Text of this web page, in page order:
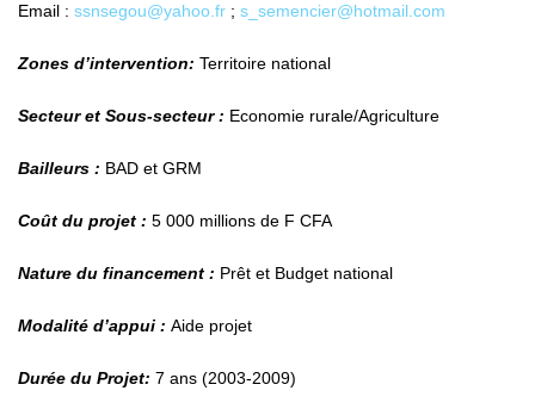
Email : ssnsegou@yahoo.fr ; s_semencier@hotmail.com
Zones d’intervention: Territoire national
Secteur et Sous-secteur : Economie rurale/Agriculture
Bailleurs : BAD et GRM
Coût du projet : 5 000 millions de F CFA
Nature du financement : Prêt et Budget national
Modalité d’appui : Aide projet
Durée du Projet: 7 ans (2003-2009)